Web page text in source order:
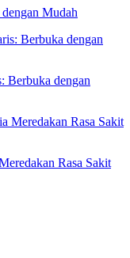
Mudah
Berbuka dengan
Rasa Sakit